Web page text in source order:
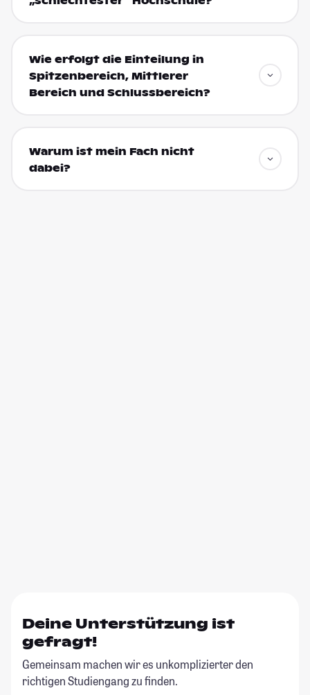
Wie erfolgt die Einteilung in
Spitzenbereich, Mittlerer
Bereich und Schlussbereich?
Warum ist mein Fach nicht
dabei?
Deine Unterstützung ist
gefragt!
Gemeinsam machen wir es unkomplizierter den
richtigen Studiengang zu finden.